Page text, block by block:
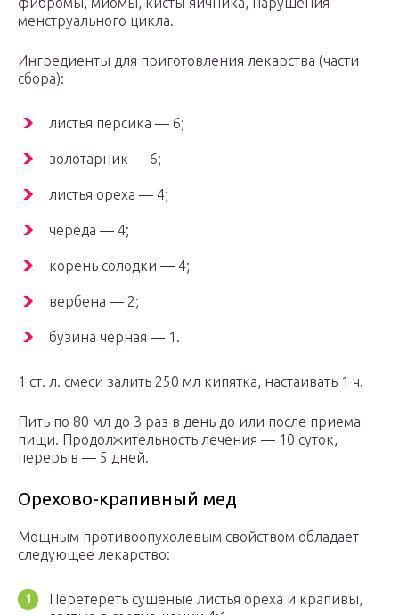
менструального цикла.
Ингредиенты для приготовления лекарства (части
сбора):
листья персика — 6;
золотарник — 6;
листья ореха — 4;
череда — 4;
корень солодки — 4;
вербена — 2;
бузина черная — 1.
1 ст. л. смеси залить 250 мл кипятка, настаивать 1 ч.
Пить по 80 мл до 3 раз в день до или после приема
пищи. Продолжительность лечения — 10 суток,
перерыв — 5 дней.
Орехово-крапивный мед
Мощным противоопухолевым свойством обладает
следующее лекарство:
Перетереть сушеные листья ореха и крапивы,